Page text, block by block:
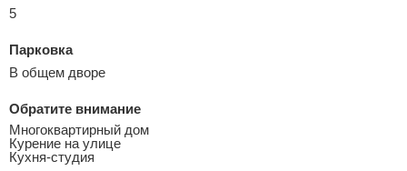
5
Парковка
В общем дворе
Обратите внимание
Многоквартирный дом
Курение на улице
Кухня-студия